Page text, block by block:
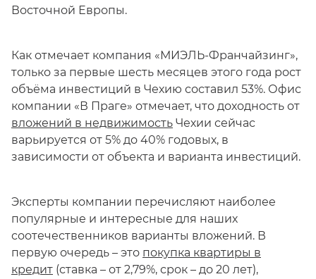
Восточной Европы.
Как отмечает компания «МИЭЛЬ-Франчайзинг»,
только за первые шесть месяцев этого года рост
объёма инвестиций в Чехию составил 53%. Офис
компании «В Праге» отмечает, что доходность от
вложений в недвижимость Чехии сейчас
варьируется от 5% до 40% годовых, в
зависимости от объекта и варианта инвестиций.
Эксперты компании перечисляют наиболее
популярные и интересные для наших
соотечественников варианты вложений. В
первую очередь – это покупка квартиры в
кредит (ставка – от 2,79%, срок – до 20 лет),